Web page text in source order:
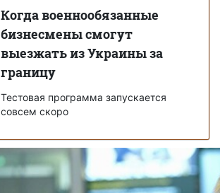
Когда военнообязанные
бизнесмены смогут
выезжать из Украины за
границу
Тестовая программа запускается
совсем скоро